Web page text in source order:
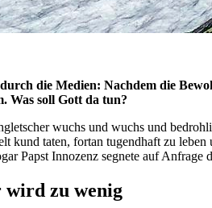
die Medien: Nachdem die
Was soll Gott da tun?
wuchs und wuchs und
kund taten, fortan tugendhaft zu
Papst Innozenz segnete auf
wird zu wenig